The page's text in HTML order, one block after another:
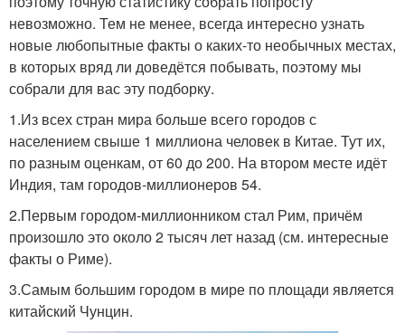
невозможно. Тем не менее, всегда интересно узнать
новые любопытные факты о каких-то необычных местах,
в которых вряд ли доведётся побывать, поэтому мы
собрали для вас эту подборку.
1.Из всех стран мира больше всего городов с
населением свыше 1 миллиона человек в Китае. Тут их,
по разным оценкам, от 60 до 200. На втором месте идёт
Индия, там городов-миллионеров 54.
2.Первым городом-миллионником стал Рим, причём
произошло это около 2 тысяч лет назад (см. интересные
факты о Риме).
3.Самым большим городом в мире по площади является
китайский Чунцин.